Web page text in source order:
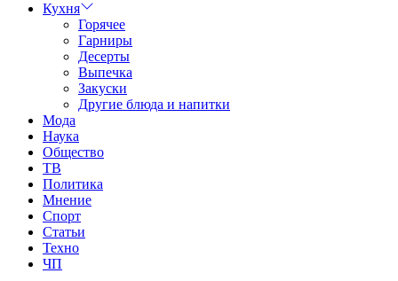
Кухня
Горячее
Гарниры
Десерты
Выпечка
Закуски
Другие блюда и напитки
Мода
Наука
Общество
ТВ
Политика
Мнение
Спорт
Статьи
Техно
ЧП